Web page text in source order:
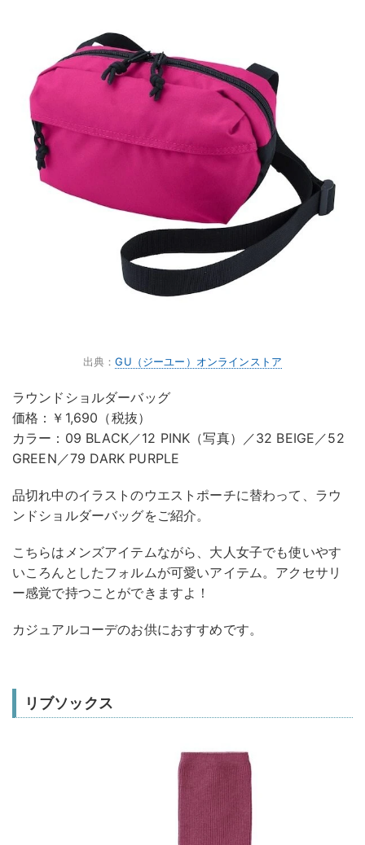
出典：GU（ジーユー）オンラインストア
ラウンドショルダーバッグ
価格：￥1,690（税抜）
カラー：09 BLACK／12 PINK（写真）／32 BEIGE／52
GREEN／79 DARK PURPLE
品切れ中のイラストのウエストポーチに替わって、ラウ
ンドショルダーバッグをご紹介。
こちらはメンズアイテムながら、大人女子でも使いやす
いころんとしたフォルムが可愛いアイテム。アクセサリ
ー感覚で持つことができますよ！
カジュアルコーデのお供におすすめです。
リブソックス